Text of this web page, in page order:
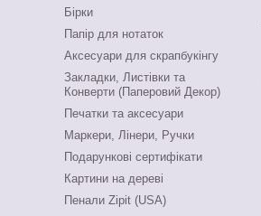
Бірки
Папір для нотаток
Аксесуари для скрапбукінгу
Закладки, Листівки та
Конверти (Паперовий Декор)
Печатки та аксесуари
Маркери, Лінери, Ручки
Подарункові сертифікати
Картини на дереві
Пенали Zipit (USA)